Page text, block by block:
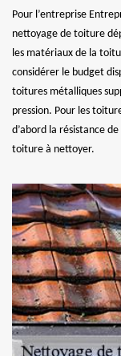
Pour l’entreprise
nettoyage de toiture
les matériaux de la
considérer le budget
toitures métalliques
pression. Pour les
d’abord la résistance
toiture à nettoyer.